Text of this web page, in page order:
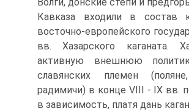
Кавказа входили в состав
восточно-европейского
вв. Хазарского каганата.
активную внешнюю
славянских племен
радимичи) в конце VIII - IX вв.
в зависимость, платя дань